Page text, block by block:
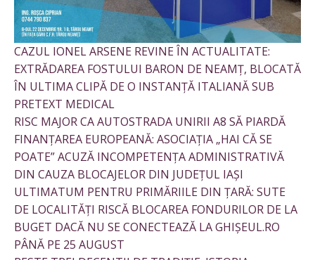
CAZUL IONEL ARSENE REVINE ÎN ACTUALITATE:
EXTRĂDAREA FOSTULUI BARON DE NEAMȚ, BLOCATĂ
ÎN ULTIMA CLIPĂ DE O INSTANȚĂ ITALIANĂ SUB
PRETEXT MEDICAL
RISC MAJOR CA AUTOSTRADA UNIRII A8 SĂ PIARDĂ
FINANȚAREA EUROPEANĂ: ASOCIAȚIA „HAI CĂ SE
POATE” ACUZĂ INCOMPETENȚA ADMINISTRATIVĂ
DIN CAUZA BLOCAJELOR DIN JUDEȚUL IAȘI
ULTIMATUM PENTRU PRIMĂRIILE DIN ȚARĂ: SUTE
DE LOCALITĂȚI RISCĂ BLOCAREA FONDURILOR DE LA
BUGET DACĂ NU SE CONECTEAZĂ LA GHIȘEUL.RO
PÂNĂ PE 25 AUGUST